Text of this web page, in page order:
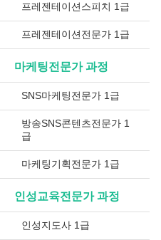
프레젠테이션스피치 1급
프레젠테이션전문가 1급
마케팅전문가 과정
SNS마케팅전문가 1급
방송SNS콘텐츠전문가 1
급
마케팅기획전문가 1급
인성교육전문가 과정
인성지도사 1급